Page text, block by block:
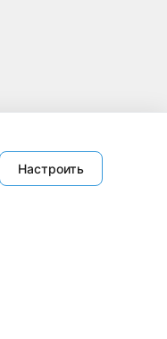
Настроить